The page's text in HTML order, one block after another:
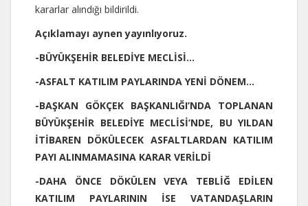
kararlar alındığı bildirildi.
Açıklamayı aynen yayınlıyoruz.
-BÜYÜKŞEHİR BELEDİYE MECLİSİ…
-ASFALT KATILIM PAYLARINDA YENİ DÖNEM…
-BAŞKAN GÖKÇEK BAŞKANLIĞI’NDA TOPLANAN
BÜYÜKŞEHİR BELEDİYE MECLİSİ’NDE, BU YILDAN
İTİBAREN DÖKÜLECEK ASFALTLARDAN KATILIM
PAYI ALINMAMASINA KARAR VERİLDİ
-DAHA ÖNCE DÖKÜLEN VEYA TEBLİĞ EDİLEN
KATILIM PAYLARININ İSE VATANDAŞLARIN